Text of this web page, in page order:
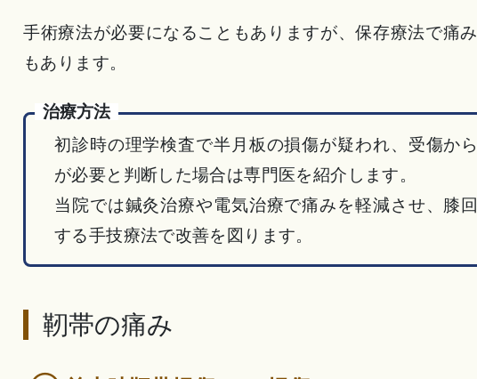
手術療法が必要になることもありますが、保存療法で痛
もあります。
治療方法
初診時の理学検査で半月板の損傷が疑われ、受傷か
が必要と判断した場合は専門医を紹介します。
当院では鍼灸治療や電気治療で痛みを軽減させ、膝
する手技療法で改善を図ります。
靭帯の痛み